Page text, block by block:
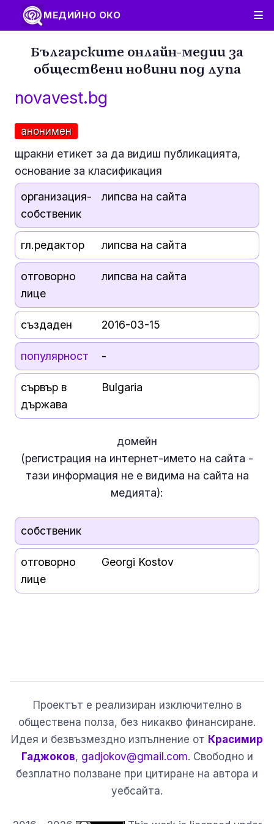
МЕДИЙНО ОКО
Българските онлайн-медии за
обществени новини под лупа
novavest.bg
анонимен
щракни етикет за да видиш публикацията,
основание за класификация
организация-
собственик
липсва на сайта
гл.редактор липсва на сайта
отговорно
лице
липсва на сайта
създаден 2016-03-15
популярност -
сървър в
държава
Bulgaria
домейн
(регистрация на интернет-името на сайта -
тази информация не евидима на сайта на
медията):
собственик
отговорно
лице
Georgi Kostov
Проектът е реализиран изключително в
обществена полза, без никакво финансиране.
Идея и безвъзмездно изпълнение от Красимир
Гаджоков, gadjokov@gmail.com. Свободно и
безплатно ползване при цитиране на автора и
уебсайта.